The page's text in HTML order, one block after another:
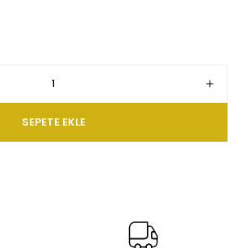
SEPETE EKLE